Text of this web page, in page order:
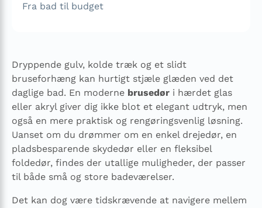
Fra bad til budget
Dryppende gulv, kolde træk og et slidt
bruseforhæng kan hurtigt stjæle glæden ved det
daglige bad. En moderne brusedør i hærdet glas
eller akryl giver dig ikke blot et elegant udtryk, men
også en mere praktisk og rengøringsvenlig løsning.
Uanset om du drømmer om en enkel drejedør, en
pladsbesparende skydedør eller en fleksibel
foldedør, findes der utallige muligheder, der passer
til både små og store badeværelser.
Det kan dog være tidskrævende at navigere mellem